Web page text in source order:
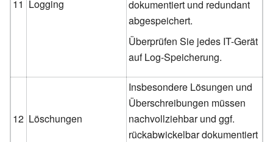
11 Logging
dokumentiert und redundant
abgespeichert.
Überprüfen Sie jedes IT-Gerät
auf Log-Speicherung.
12 Löschungen
Insbesondere Lösungen und
Überschreibungen müssen
nachvollziehbar und ggf.
rückabwickelbar dokumentiert